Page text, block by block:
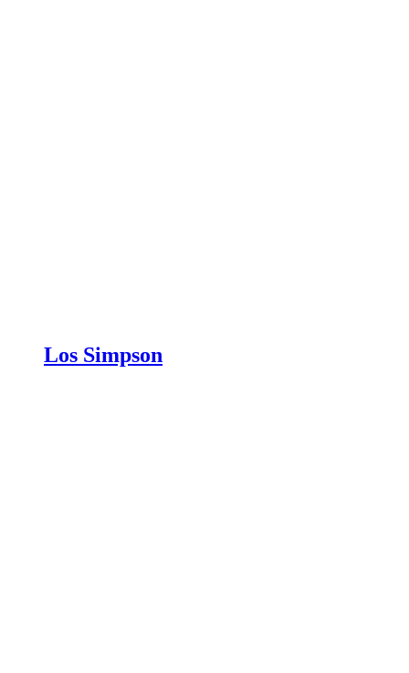
Los Simpson